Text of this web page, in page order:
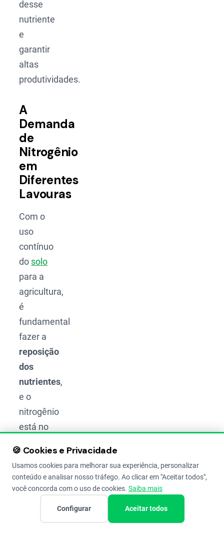
desse
nutriente
e
garantir
altas
produtividades.
A
Demanda
de
Nitrogênio
em
Diferentes
Lavouras
Com o
uso
contínuo
do solo
para a
agricultura,
é
fundamental
fazer a
reposição
dos
nutrientes,
e o
nitrogênio
está no
lista.
Vamos
🍪 Cookies e Privacidade
Usamos cookies para melhorar sua experiência, personalizar
conteúdo e analisar nosso tráfego. Ao clicar em "Aceitar todos",
você concorda com o uso de cookies. Saiba mais
Configurar Aceitar todos